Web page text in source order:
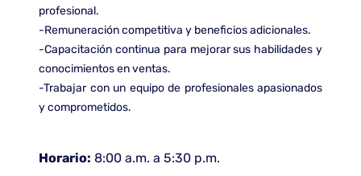
profesional.
-Remuneración competitiva y beneficios adicionales.
-Capacitación continua para mejorar sus habilidades y
conocimientos en ventas.
-Trabajar con un equipo de profesionales apasionados
y comprometidos.
Horario: 8:00 a.m. a 5:30 p.m.